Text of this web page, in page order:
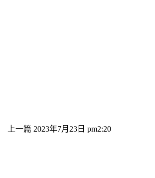
上一篇 2023年7月23日 pm2:20